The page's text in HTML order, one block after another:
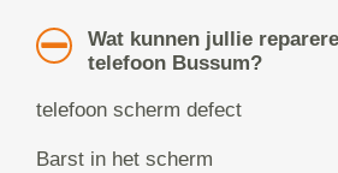
Wat kunnen jullie
telefoon Bussum?
telefoon scherm defect
Barst in het scherm